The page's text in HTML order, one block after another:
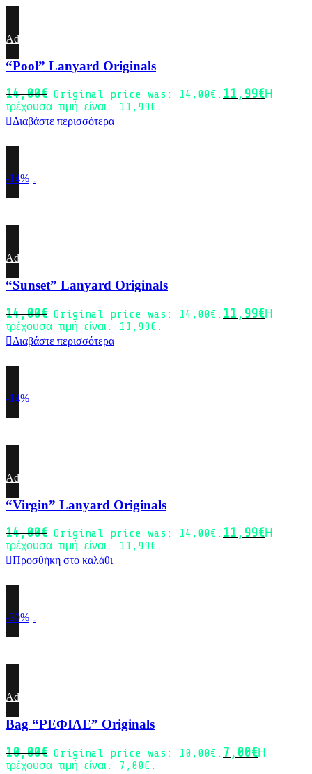
Add to wishlist
“Pool” Lanyard Originals
14,00€ Original price was: 14,00€. 11,99€Η
τρέχουσα τιμή είναι: 11,99€.
Διαβάστε περισσότερα
-14%
Add to wishlist
“Sunset” Lanyard Originals
14,00€ Original price was: 14,00€. 11,99€Η
τρέχουσα τιμή είναι: 11,99€.
Διαβάστε περισσότερα
-14%
Add to wishlist
“Virgin” Lanyard Originals
14,00€ Original price was: 14,00€. 11,99€Η
τρέχουσα τιμή είναι: 11,99€.
Προσθήκη στο καλάθι
-30%
Add to wishlist
Bag “ΡΕΦΙΛΕ” Originals
10,00€ Original price was: 10,00€. 7,00€Η
τρέχουσα τιμή είναι: 7,00€.